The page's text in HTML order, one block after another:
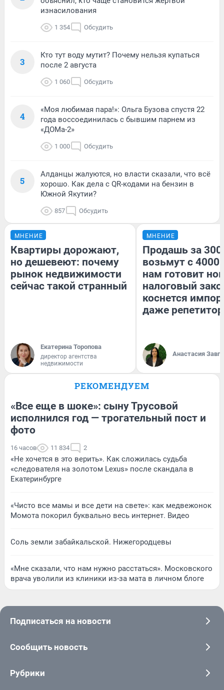
изнасилования
1 354 Обсудить
3
Кто тут воду мутит? Почему нельзя купаться
после 2 августа
1 060 Обсудить
4
«Моя любимая пара!»: Ольга Бузова спустя 22
года воссоединилась с бывшим парнем из
«ДОМа-2»
1 000 Обсудить
5
Алданцы жалуются, но власти сказали, что всё
хорошо. Как дела с QR-кодами на бензин в
Южной Якутии?
857 Обсудить
МНЕНИЕ
Квартиры дорожают,
но дешевеют: почему
рынок недвижимости
сейчас такой странный
Екатерина Торопова
директор агентства
недвижимости
МНЕНИЕ
Продашь за
возьмут с
нам готовит
налоговый
коснется
даже
Анастасия
РЕКОМЕНДУЕМ
«Все еще в шоке»: сыну Трусовой
исполнился год — трогательный пост и
фото
16 часов 11 834 2
«Не хочется в это верить». Как сложилась судьба
«следователя на золотом Lexus» после скандала в
Екатеринбурге
«Чисто все мамы и все дети на свете»: как медвежонок
Момота покорил буквально весь интернет. Видео
Соль земли забайкальской. Нижегородцевы
«Мне сказали, что нам нужно расстаться». Московского
врача уволили из клиники из-за мата в личном блоге
Подписаться на новости
Сообщить новость
Рубрики